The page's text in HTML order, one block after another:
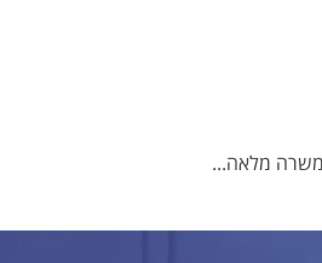
מלאה...